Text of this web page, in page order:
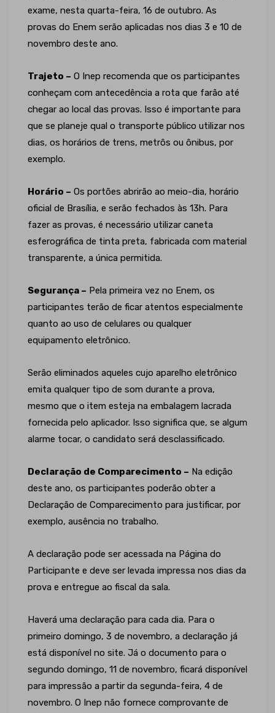
exame, nesta quarta-feira, 16 de outubro. As
provas do Enem serão aplicadas nos dias 3 e 10 de
novembro deste ano.
Trajeto – O Inep recomenda que os participantes
conheçam com antecedência a rota que farão até
chegar ao local das provas. Isso é importante para
que se planeje qual o transporte público utilizar nos
dias, os horários de trens, metrôs ou ônibus, por
exemplo.
Horário – Os portões abrirão ao meio-dia, horário
oficial de Brasília, e serão fechados às 13h. Para
fazer as provas, é necessário utilizar caneta
esferográfica de tinta preta, fabricada com material
transparente, a única permitida.
Segurança – Pela primeira vez no Enem, os
participantes terão de ficar atentos especialmente
quanto ao uso de celulares ou qualquer
equipamento eletrônico.
Serão eliminados aqueles cujo aparelho eletrônico
emita qualquer tipo de som durante a prova,
mesmo que o item esteja na embalagem lacrada
fornecida pelo aplicador. Isso significa que, se algum
alarme tocar, o candidato será desclassificado.
Declaração de Comparecimento – Na edição
deste ano, os participantes poderão obter a
Declaração de Comparecimento para justificar, por
exemplo, ausência no trabalho.
A declaração pode ser acessada na Página do
Participante e deve ser levada impressa nos dias da
prova e entregue ao fiscal da sala.
Haverá uma declaração para cada dia. Para o
primeiro domingo, 3 de novembro, a declaração já
está disponível no site. Já o documento para o
segundo domingo, 11 de novembro, ficará disponível
para impressão a partir da segunda-feira, 4 de
novembro. O Inep não fornece comprovante de